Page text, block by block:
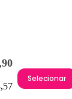
Selecionar